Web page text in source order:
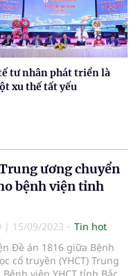
tư nhân phát triển là
xu thế tất yếu
ương chuyển
bệnh viện tỉnh
| 15/09/2023
Tin hot
Đề án 1816 giữa Bệnh
cổ truyền (YHCT) Trung
viện YHCT tỉnh Bắc